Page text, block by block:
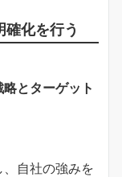
化を行う
とターゲット
自社の強みを